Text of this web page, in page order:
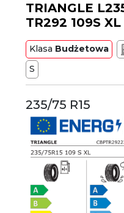
TRIANGLE
TR292 109S XL
Klasa Budżetowa
S
235/75 R15